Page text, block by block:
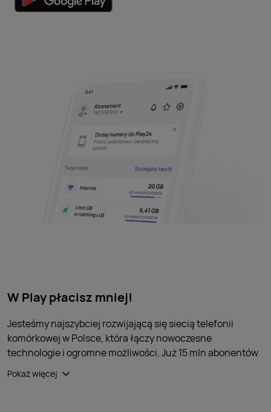
W Play płacisz mniej!
Jesteśmy najszybciej rozwijającą się siecią telefonii
komórkowej w Polsce, która łączy nowoczesne
technologie i ogromne możliwości. Już 15 mln abonentów
Świadczymy szeroką gamę usług dla klientów
Pokaż więcej